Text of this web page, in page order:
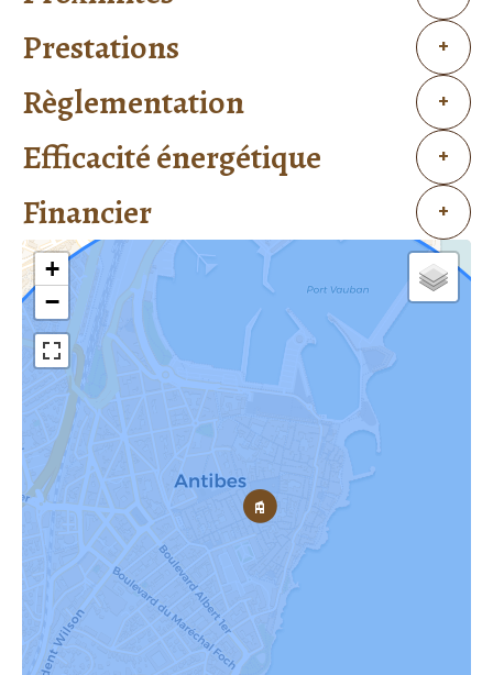
Prestations +
Règlementation +
Efficacité énergétique +
Financier +
+
−